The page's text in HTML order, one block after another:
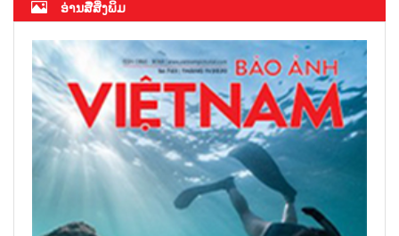
ອ່ານສື່ສິ່ງພິມ